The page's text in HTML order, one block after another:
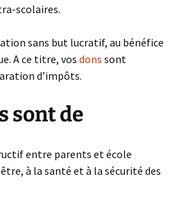
scolaires.
sans but lucratif, au bénéfice
A ce titre, vos dons sont
d’impôts.
sont de
entre parents et école
à la santé et à la sécurité des